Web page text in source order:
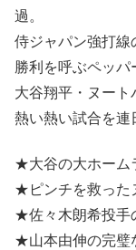
過。
侍ジャパン強打線
勝利を呼ぶペッパ
大谷翔平・ヌート
熱い熱い試合を連
★大谷の大ホーム
★ピンチを救った
★佐々木朗希投手
★山本由伸の完璧